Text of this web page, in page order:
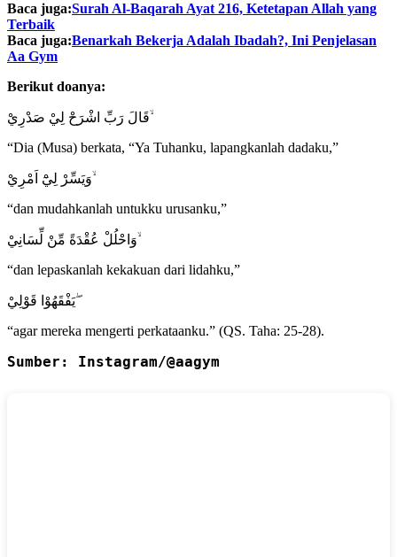
Baca juga:Surah Al-Baqarah Ayat 216, Ketetapan Allah yang
Terbaik
Baca juga:Benarkah Bekerja Adalah Ibadah?, Ini Penjelasan
Aa Gym
Berikut doanya:
قَالَ رَبِّ اشْرَحْ لِيْ صَدْرِيْ ۙ
“Dia (Musa) berkata, “Ya Tuhanku, lapangkanlah dadaku,”
وَيَسِّرْ لِيْٓ اَمْرِيْ ۙ
“dan mudahkanlah untukku urusanku,”
وَاحْلُلْ عُقْدَةً مِّنْ لِّسَانِيْ ۙ
“dan lepaskanlah kekakuan dari lidahku,”
يَفْقَهُوْا قَوْلِيْ ۖ
“agar mereka mengerti perkataanku.” (QS. Taha: 25-28).
Sumber: Instagram/@aagym